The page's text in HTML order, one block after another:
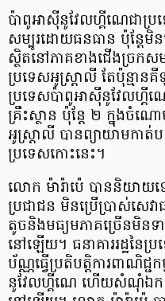
ប៉ាពូអាស៊ីនូវែលហ្គីណេជា​ប្
សម្បូរដោយ​ធនធាន ប៉ុន្តែ​មិន​
ស្ថិត​នៅ​ភាគ​ខាងជើង​ច្រក​
ប្រទេស​អូស្ត្រាលី តែប៉ុន្មាន​
ប្រទេសប៉ាពូអាស៊ីនូវែលហ្គីណ
គ្រឹះស្ថាន ប៉ុន្តែ ២ ក្នុងចំណ
អូស្ត្រាលី បានព្យាយាមកាត់ប
ប្រទេសកោះនេះ។
លោក ម៉ារ៉ាប៉េ បាននិយាយ
ប្រជាជន មិនប្រើប្រាស់សេ
តូចនិងមធ្យមភាគច្រើនមិនទាន់
នៅឡើយ។ ធនាគាររដ្ឋនៃប្
ប័ណ្ណធ្វើប្រតិបត្តិការពាណិជ្
នូវែលហ្គីណេ ហើយសំណុំឯកស